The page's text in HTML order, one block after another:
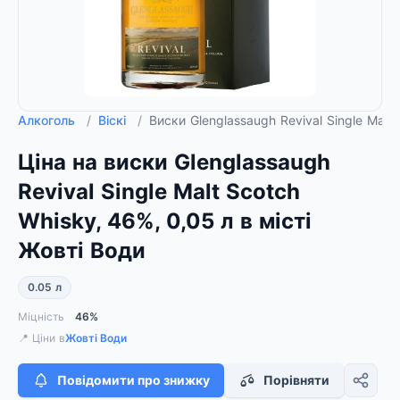
Алкоголь / Віскі / Виски Glenglassaugh Revival Single
Ціна на виски Glenglassaugh
Revival Single Malt Scotch
Whisky, 46%, 0,05 л в місті
Жовті Води
0.05 л
Міцність
46%
📍 Ціни вЖовті Води
Повідомити про знижку Порівняти